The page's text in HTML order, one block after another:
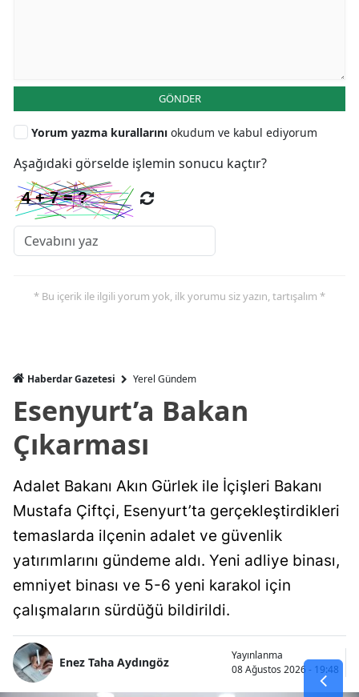
GÖNDER
Yorum yazma kurallarını okudum ve kabul ediyorum
Aşağıdaki görselde işlemin sonucu kaçtır?
* Bu içerik ile ilgili yorum yok, ilk yorumu siz yazın, tartışalım *
Haberdar Gazetesi Yerel Gündem
Esenyurt’a Bakan
Çıkarması
Adalet Bakanı Akın Gürlek ile İçişleri Bakanı
Mustafa Çiftçi, Esenyurt’ta gerçekleştirdikleri
temaslarda ilçenin adalet ve güvenlik
yatırımlarını gündeme aldı. Yeni adliye binası,
emniyet binası ve 5-6 yeni karakol için
çalışmaların sürdüğü bildirildi.
Enez Taha Aydıngöz
Yayınlanma
08 Ağustos 2026 - 19:48